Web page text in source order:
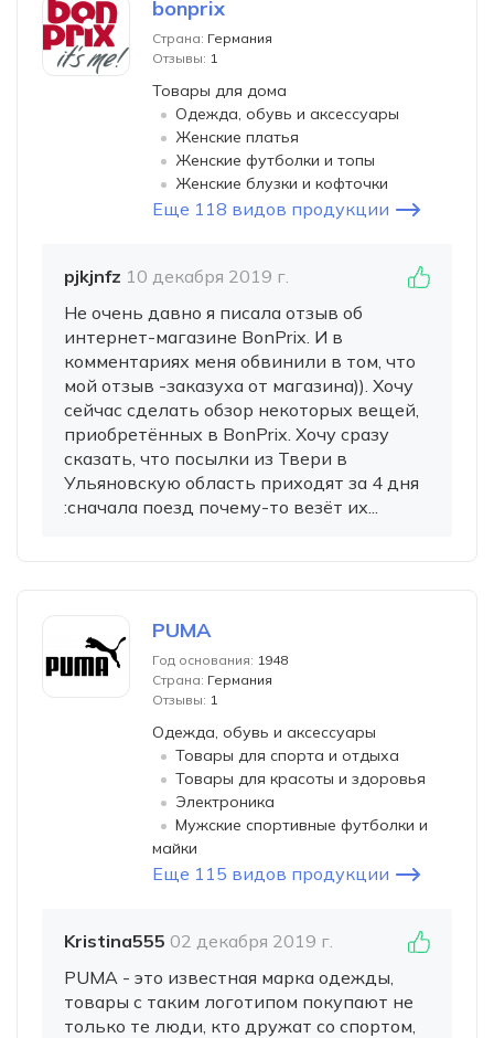
bonprix
Страна: Германия
Отзывы: 1
Товары для дома
Одежда, обувь и аксессуары
Женские платья
Женские футболки и топы
Женские блузки и кофточки
Еще 118 видов продукции
pjkjnfz 10 декабря 2019 г.
Не очень давно я писала отзыв об
интернет-магазине BonPrix. И в
комментариях меня обвинили в том, что
мой отзыв -заказуха от магазина)). Хочу
сейчас сделать обзор некоторых вещей,
приобретённых в BonPrix. Хочу сразу
сказать, что посылки из Твери в
Ульяновскую область приходят за 4 дня
:сначала поезд почему-то везёт их...
PUMA
Год основания: 1948
Страна: Германия
Отзывы: 1
Одежда, обувь и аксессуары
Товары для спорта и отдыха
Товары для красоты и здоровья
Электроника
Мужские спортивные футболки и
майки
Еще 115 видов продукции
Kristina555 02 декабря 2019 г.
PUMA - это известная марка одежды,
товары с таким логотипом покупают не
только те люди, кто дружат со спортом,